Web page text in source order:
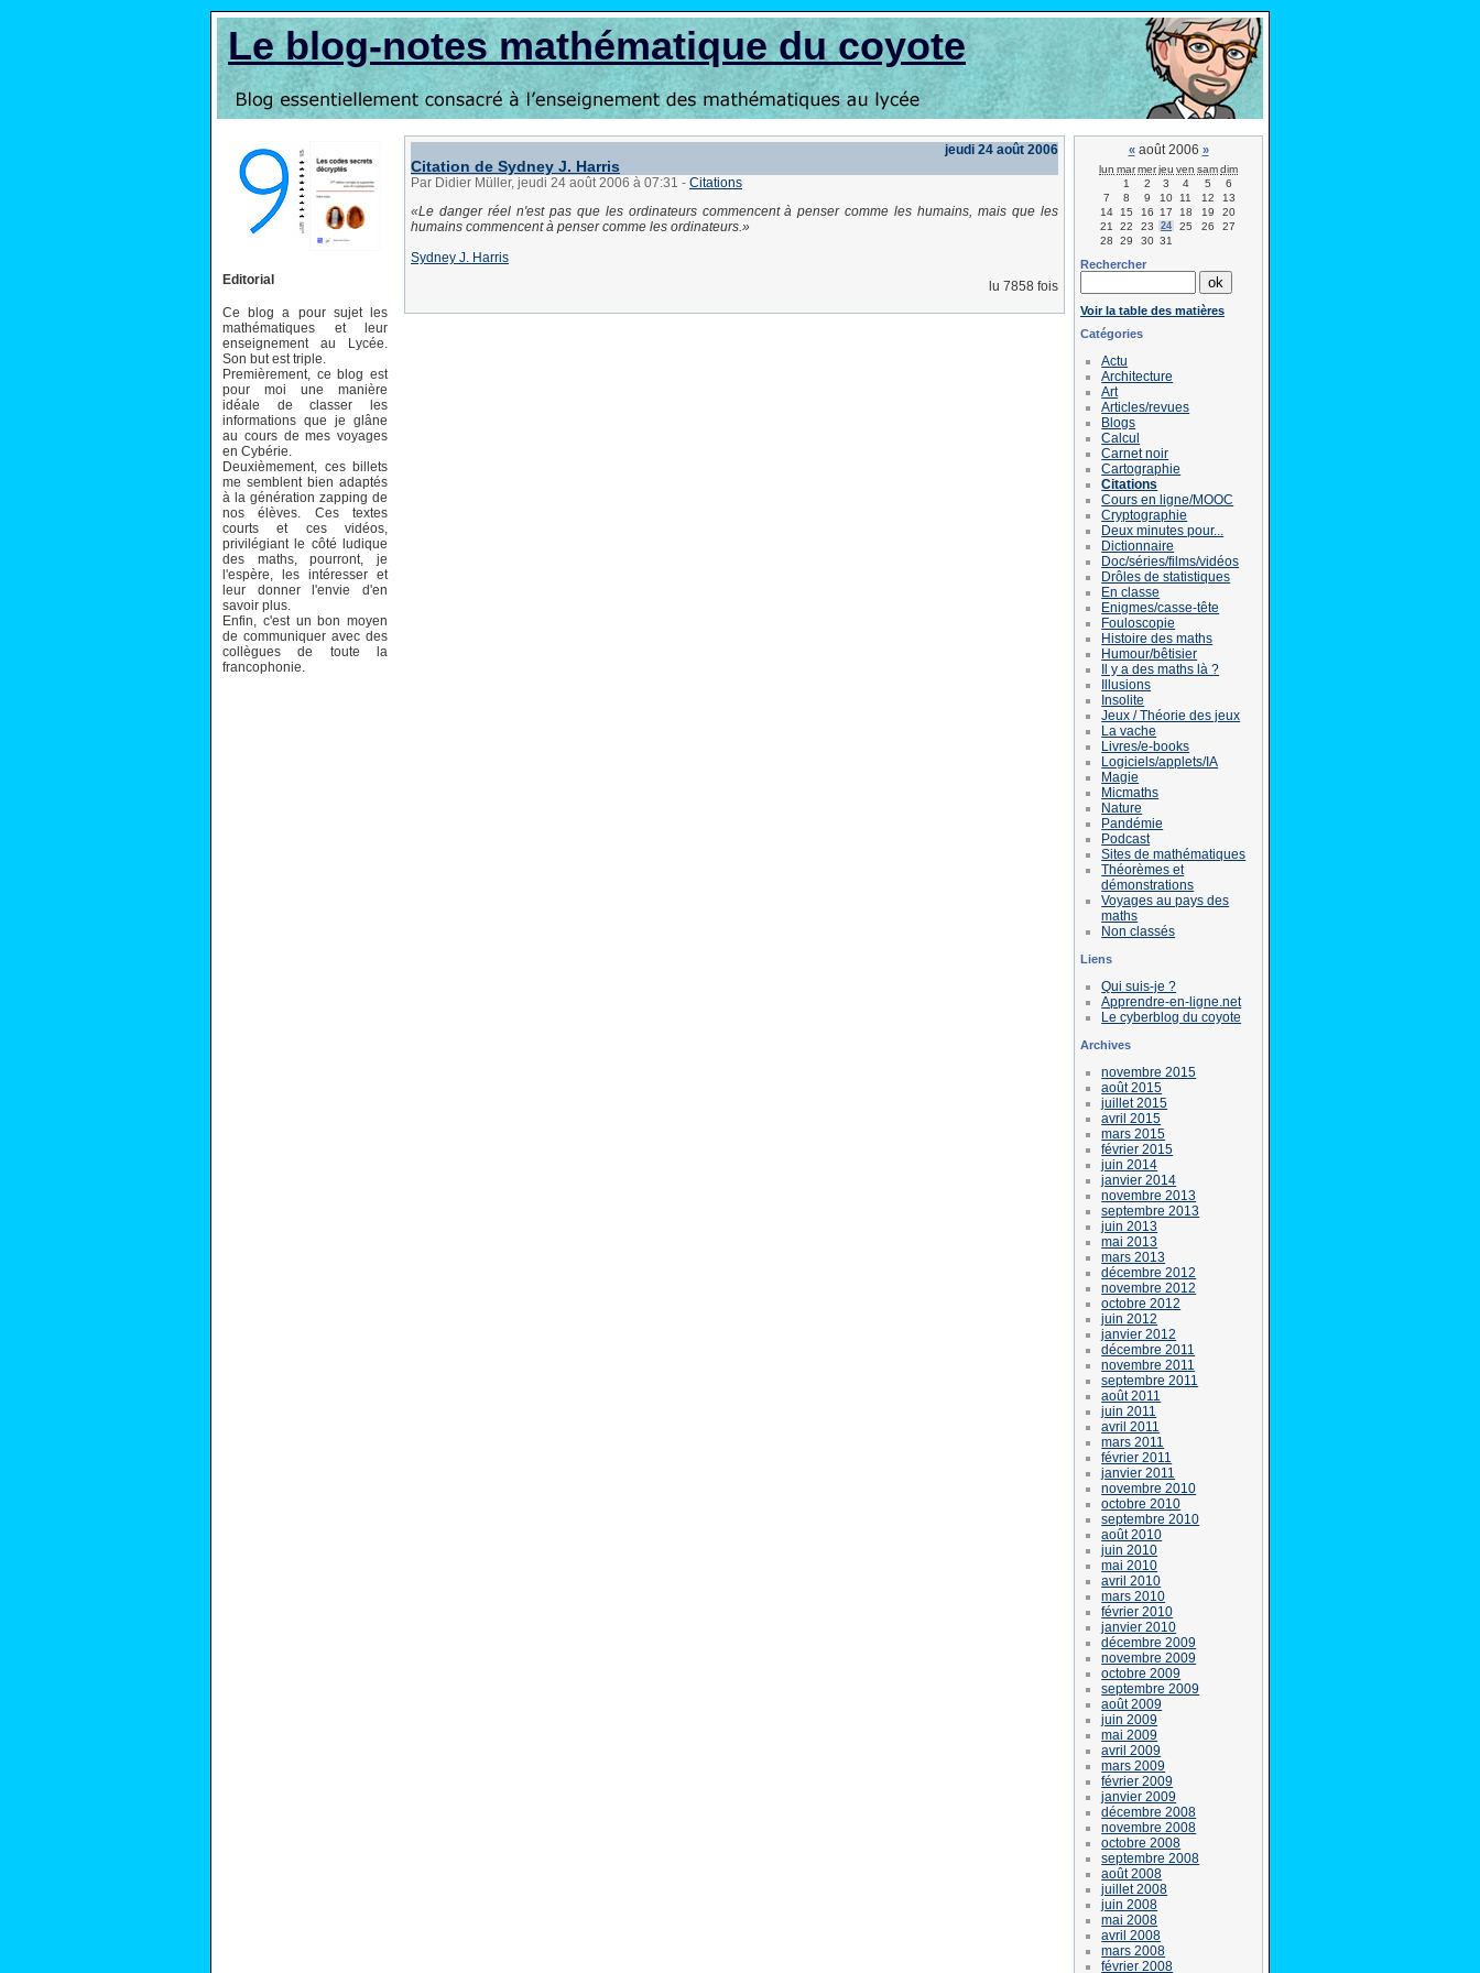
Le blog-notes mathématique du coyote
Editorial
Ce blog a pour sujet les
mathématiques et leur
enseignement au Lycée.
Son but est triple.
Premièrement, ce blog est
pour moi une manière
idéale de classer les
informations que je glâne
au cours de mes voyages
en Cybérie.
Deuxièmement, ces billets
me semblent bien adaptés
à la génération zapping de
nos élèves. Ces textes
courts et ces vidéos,
privilégiant le côté ludique
des maths, pourront, je
l'espère, les intéresser et
leur donner l'envie d'en
savoir plus.
Enfin, c'est un bon moyen
de communiquer avec des
collègues de toute la
francophonie.
jeudi 24 août 2006
Citation de Sydney J. Harris
Par Didier Müller, jeudi 24 août 2006 à 07:31 - Citations
Le danger réel n'est pas que les ordinateurs commencent à penser comme les humains, mais que les
humains commencent à penser comme les ordinateurs.
Sydney J. Harris
lu 7858 fois
«août 2006 »
lun marmerjeu ven samdim
1
2 3 4 5
6
7
8 9 10 11 12
13
14
15 16 17 18 19
20
21
22 23 24 25 26
27
28
29 30 31
Rechercher
Voir la table des matières
Catégories
Actu
Architecture
Art
Articles/revues
Blogs
Calcul
Carnet noir
Cartographie
Citations
Cours en ligne/MOOC
Cryptographie
Deux minutes pour...
Dictionnaire
Doc/séries/films/vidéos
Drôles de statistiques
En classe
Enigmes/casse-tête
Fouloscopie
Histoire des maths
Humour/bêtisier
Il y a des maths là ?
Illusions
Insolite
Jeux / Théorie des jeux
La vache
Livres/e-books
Logiciels/applets/IA
Magie
Micmaths
Nature
Pandémie
Podcast
Sites de mathématiques
Théorèmes et
démonstrations
Voyages au pays des
maths
Non classés
Liens
Qui suis-je ?
Apprendre-en-ligne.net
Le cyberblog du coyote
Archives
novembre 2015
août 2015
juillet 2015
avril 2015
mars 2015
février 2015
juin 2014
janvier 2014
novembre 2013
septembre 2013
juin 2013
mai 2013
mars 2013
décembre 2012
novembre 2012
octobre 2012
juin 2012
janvier 2012
décembre 2011
novembre 2011
septembre 2011
août 2011
juin 2011
avril 2011
mars 2011
février 2011
janvier 2011
novembre 2010
octobre 2010
septembre 2010
août 2010
juin 2010
mai 2010
avril 2010
mars 2010
février 2010
janvier 2010
décembre 2009
novembre 2009
octobre 2009
septembre 2009
août 2009
juin 2009
mai 2009
avril 2009
mars 2009
février 2009
janvier 2009
décembre 2008
novembre 2008
octobre 2008
septembre 2008
août 2008
juillet 2008
juin 2008
mai 2008
avril 2008
mars 2008
février 2008